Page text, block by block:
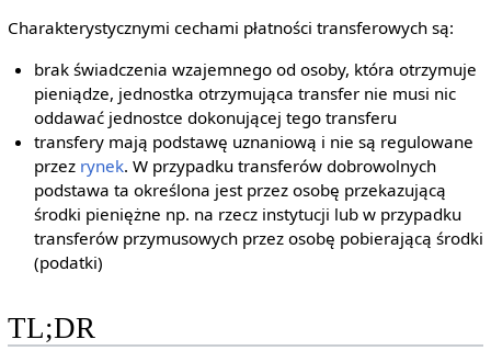
Charakterystycznymi cechami płatności transferowych są:
brak świadczenia wzajemnego od osoby, która otrzymuje
pieniądze, jednostka otrzymująca transfer nie musi nic
oddawać jednostce dokonującej tego transferu
transfery mają podstawę uznaniową i nie są regulowane
przez rynek. W przypadku transferów dobrowolnych
podstawa ta określona jest przez osobę przekazującą
środki pieniężne np. na rzecz instytucji lub w przypadku
transferów przymusowych przez osobę pobierającą środki
(podatki)
TL;DR